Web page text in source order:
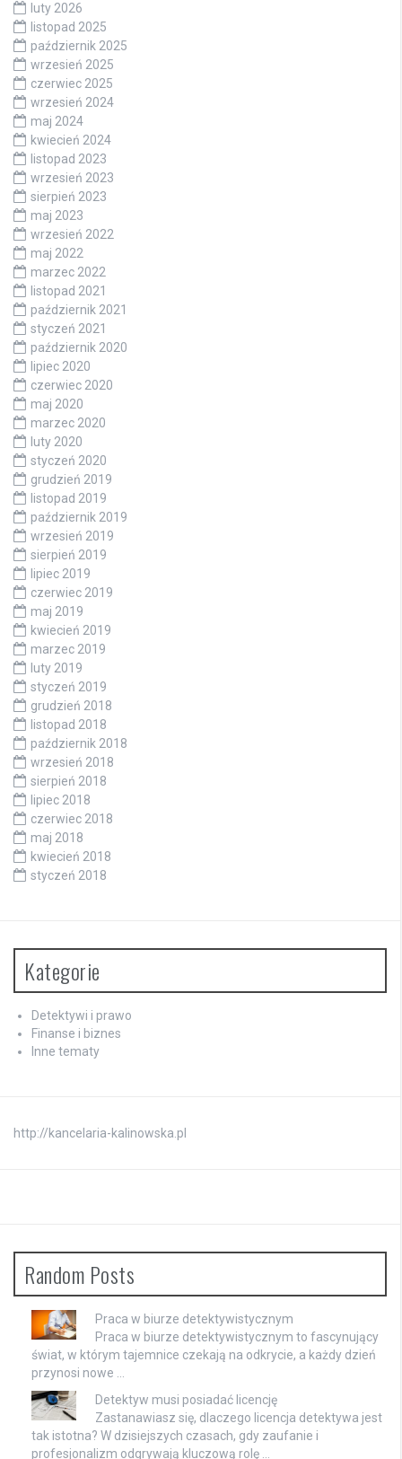
luty 2026
listopad 2025
październik 2025
wrzesień 2025
czerwiec 2025
wrzesień 2024
maj 2024
kwiecień 2024
listopad 2023
wrzesień 2023
sierpień 2023
maj 2023
wrzesień 2022
maj 2022
marzec 2022
listopad 2021
październik 2021
styczeń 2021
październik 2020
lipiec 2020
czerwiec 2020
maj 2020
marzec 2020
luty 2020
styczeń 2020
grudzień 2019
listopad 2019
październik 2019
wrzesień 2019
sierpień 2019
lipiec 2019
czerwiec 2019
maj 2019
kwiecień 2019
marzec 2019
luty 2019
styczeń 2019
grudzień 2018
listopad 2018
październik 2018
wrzesień 2018
sierpień 2018
lipiec 2018
czerwiec 2018
maj 2018
kwiecień 2018
styczeń 2018
Kategorie
Detektywi i prawo
Finanse i biznes
Inne tematy
http://kancelaria-kalinowska.pl
Random Posts
Praca w biurze detektywistycznym
Praca w biurze detektywistycznym to fascynujący
świat, w którym tajemnice czekają na odkrycie, a każdy dzień
przynosi nowe …
Detektyw musi posiadać licencję
Zastanawiasz się, dlaczego licencja detektywa jest
tak istotna? W dzisiejszych czasach, gdy zaufanie i
profesjonalizm odgrywają kluczową rolę …